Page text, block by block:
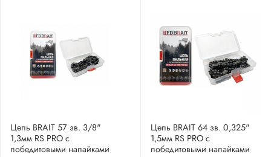
Цепь BRAIT 57 зв. 3/8"
1,3мм RS PRO с
победитовыми напайками
Цепь BRAIT 64 зв. 0,325"
1,5мм RS PRO с
победитовыми напайками